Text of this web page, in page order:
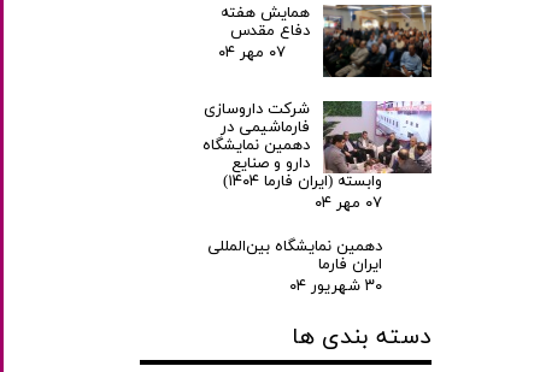
همایش هفته
دفاع مقدس
۰۷ مهر ۰۴
شرکت داروسازی
فارماشیمی در
دهمین نمایشگاه
دارو و صنایع
وابسته (ایران فارما ۱۴۰۴)
۰۷ مهر ۰۴
دهمین نمایشگاه بین‌المللی
ایران فارما
۳۰ شهریور ۰۴
دسته بندی ها